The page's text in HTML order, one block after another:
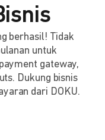
berhasil! Tidak
untuk
gateway,
Dukung bisnis
dari DOKU.